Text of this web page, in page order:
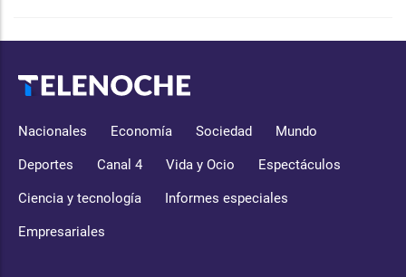
Nacionales Economía Sociedad Mundo
Deportes Canal 4 Vida y Ocio Espectáculos
Ciencia y tecnología Informes especiales
Empresariales